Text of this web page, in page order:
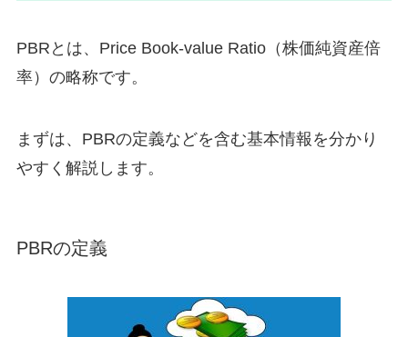
PBRとは、Price Book-value Ratio（株価純資産倍
率）の略称です。
まずは、PBRの定義などを含む基本情報を分かり
やすく解説します。
PBRの定義